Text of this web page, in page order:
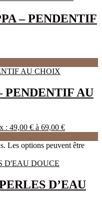
– PENDENTIF
AU
: 49,00 € à 69,00 €
Les options peuvent être
D’EAU